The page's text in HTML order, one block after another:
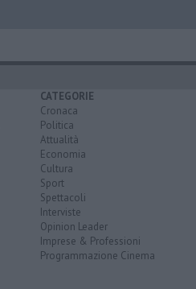
CATEGORIE
Cronaca
Politica
Attualità
Economia
Cultura
Sport
Spettacoli
Interviste
Opinion Leader
Imprese & Professioni
Programmazione Cinema